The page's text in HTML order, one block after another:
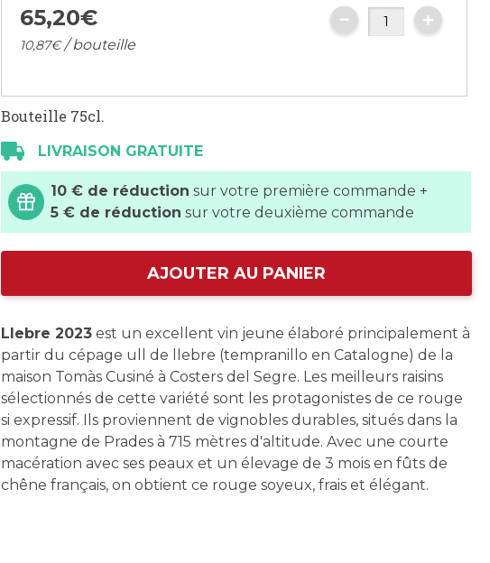
65,20€
10,87€/ bouteille
Bouteille 75cl.
LIVRAISON GRATUITE
10 € de réduction sur votre première commande +
5 € de réduction sur votre deuxième commande
AJOUTER AU PANIER
Llebre 2023 est un excellent vin jeune élaboré principalement à
partir du cépage ull de llebre (tempranillo en Catalogne) de la
maison Tomàs Cusiné à Costers del Segre. Les meilleurs raisins
sélectionnés de cette variété sont les protagonistes de ce rouge
si expressif. Ils proviennent de vignobles durables, situés dans la
montagne de Prades à 715 mètres d'altitude. Avec une courte
macération avec ses peaux et un élevage de 3 mois en fûts de
chêne français, on obtient ce rouge soyeux, frais et élégant.